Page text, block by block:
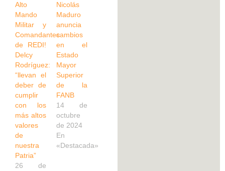
Alto
Mando
Militar y
Comandantes
de REDI!
Delcy
Rodríguez:
“llevan el
deber de
cumplir
con los
más altos
valores
de
nuestra
Patria”
26 de
Nicolás
Maduro
anuncia
cambios
en el
Estado
Mayor
Superior
de la
FANB
14 de
octubre
de 2024
En
«Destacada»